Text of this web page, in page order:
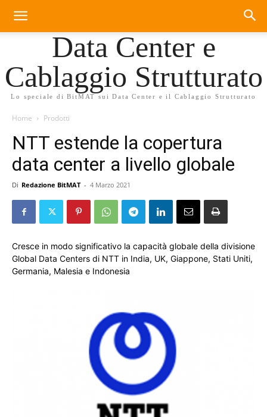
Data Center e
Cablaggio Strutturato
Lo speciale di BitMAT sui Data Center e il Cablaggio Strutturato
Home Prodotti
NTT estende la copertura
data center a livello globale
Di Redazione BitMAT - 4 Marzo 2021
Cresce in modo significativo la capacità globale della divisione
Global Data Centers di NTT in India, UK, Giappone, Stati Uniti,
Germania, Malesia e Indonesia